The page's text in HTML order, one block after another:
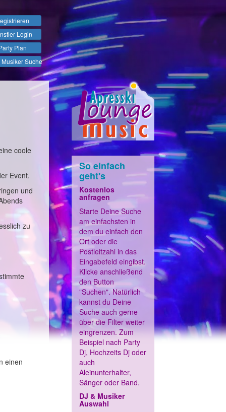
Login
Plan
Musiker Suche
coole
Event.
und
zu
einen
So einfach
geht's
Kostenlos
anfragen
Starte Deine Suche
am einfachsten in
dem du einfach den
Ort oder die
Postleitzahl in das
Eingabefeld eingibst.
Klicke anschließend
den Button
"Suchen". Natürlich
kannst du Deine
Suche auch gerne
über die Filter weiter
eingrenzen. Zum
Beispiel nach Party
Dj, Hochzeits Dj oder
auch
Aleinunterhalter,
Sänger oder Band.
DJ & Musiker
Auswahl